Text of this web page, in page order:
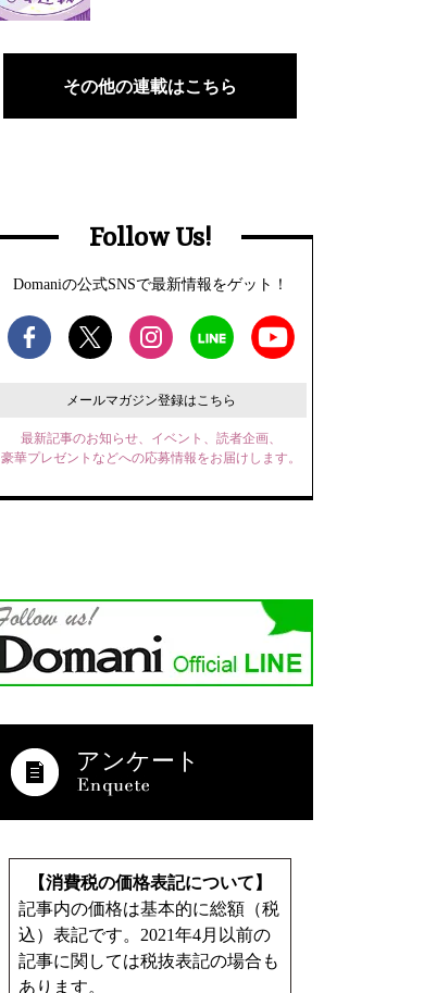
その他の連載はこちら
Follow Us!
Domaniの公式SNSで最新情報をゲット！
メールマガジン登録はこちら
最新記事のお知らせ、イベント、読者企画、
豪華プレゼントなどへの応募情報をお届けします。
アンケート
【消費税の価格表記について】
記事内の価格は基本的に総額（税
込）表記です。2021年4月以前の
記事に関しては税抜表記の場合も
あります。